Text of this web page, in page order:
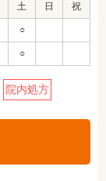
土 日 祝
○
○
院内処方